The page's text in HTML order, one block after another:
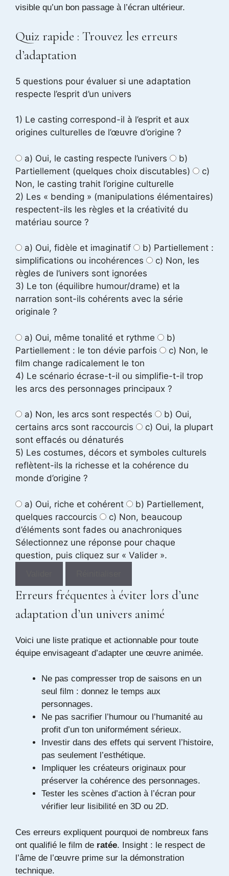
visible qu’un bon passage à l’écran ultérieur.
Quiz rapide : Trouvez les erreurs
d’adaptation
5 questions pour évaluer si une adaptation
respecte l’esprit d’un univers
1) Le casting correspond-il à l’esprit et aux
origines culturelles de l’œuvre d’origine ?
a) Oui, le casting respecte l’univers
b)
Partiellement (quelques choix discutables)
c)
Non, le casting trahit l’origine culturelle
2) Les « bending » (manipulations élémentaires)
respectent-ils les règles et la créativité du
matériau source ?
a) Oui, fidèle et imaginatif
b) Partiellement :
simplifications ou incohérences
c) Non, les
règles de l’univers sont ignorées
3) Le ton (équilibre humour/drame) et la
narration sont-ils cohérents avec la série
originale ?
a) Oui, même tonalité et rythme
b)
Partiellement : le ton dévie parfois
c) Non, le
film change radicalement le ton
4) Le scénario écrase-t-il ou simplifie-t-il trop
les arcs des personnages principaux ?
a) Non, les arcs sont respectés
b) Oui,
certains arcs sont raccourcis
c) Oui, la plupart
sont effacés ou dénaturés
5) Les costumes, décors et symboles culturels
reflètent-ils la richesse et la cohérence du
monde d’origine ?
a) Oui, riche et cohérent
b) Partiellement,
quelques raccourcis
c) Non, beaucoup
d’éléments sont fades ou anachroniques
Sélectionnez une réponse pour chaque
question, puis cliquez sur « Valider ».
Erreurs fréquentes à éviter lors d’une
adaptation d’un univers animé
Voici une liste pratique et actionnable pour toute
équipe envisageant d’adapter une œuvre animée.
Ne pas compresser trop de saisons en un
seul film : donnez le temps aux
personnages.
Ne pas sacrifier l’humour ou l’humanité au
profit d’un ton uniformément sérieux.
Investir dans des effets qui servent l’histoire,
pas seulement l’esthétique.
Impliquer les créateurs originaux pour
préserver la cohérence des personnages.
Tester les scènes d’action à l’écran pour
vérifier leur lisibilité en 3D ou 2D.
Ces erreurs expliquent pourquoi de nombreux fans
ont qualifié le film de ratée. Insight : le respect de
l’âme de l’œuvre prime sur la démonstration
technique.